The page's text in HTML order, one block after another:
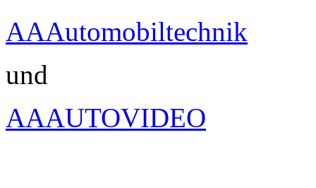
AAAutomobiltechnik
und
AAAUTOVIDEO